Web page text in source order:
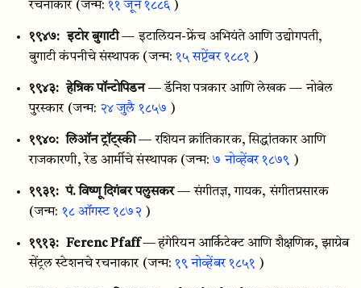
रचनाकार (जन्म:११ जून १८८६ )
१९४७: इटोर बुगाटी — इटालियन-फ्रेंच अभियंते आणि उद्योगपती,
बुगाटी कंपनीचे संस्थापक (जन्म: १५ सप्टेंबर १८८१ )
१९४३: हेन्रिक पॉन्टोपिडन — डॅनिश पत्रकार आणि लेखक — नोबेल
पुरस्कार (जन्म: २४ जुलै १८५७ )
१९४०: लिऑन ट्रॉट्स्की — रशियन क्रांतिकारक, सिद्धांतकार आणि
राजकारणी, रेड आर्मीचे संस्थापक (जन्म:७ नोव्हेंबर १८७९ )
१९३१: पं. विष्णू दिगंबर पलुसकर — संगीतज्ञ, गायक, संगीतप्रसारक
(जन्म: १८ ऑगस्ट १८७२ )
१९१३: Ferenc Pfaff— हंगेरियन आर्किटेक्ट आणि शैक्षणिक, झाग्रेब
सेंट्रल स्टेशनचे रचनाकार (जन्म:१९ नोव्हेंबर १८५१ )